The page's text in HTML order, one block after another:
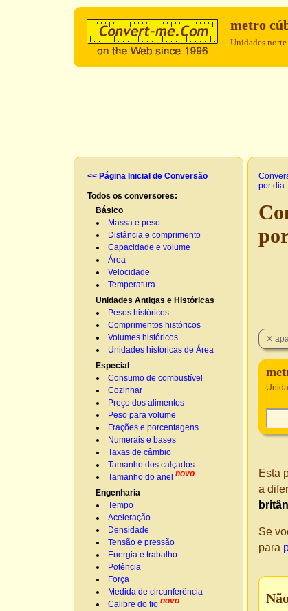
metro
Unidades
<< Página Inicial de Conversão
Todos os conversores:
Básico
Massa e peso
Distância e comprimento
Capacidade e volume
Área
Velocidade
Temperatura
Unidades Antigas e Históricas
Pesos históricos
Comprimentos históricos
Volumes históricos
Unidades históricas de Área
Especial
Consumo de combustível
Cozinhar
Preço dos alimentos
Peso para volume
Frações e porcentagens
Numerais e bases
Taxas de câmbio
Tamanho dos calçados
Tamanho do anel novo
Engenharia
Tempo
Aceleração
Densidade
Tensão e pressão
Energia e trabalho
Potência
Força
Medida de circunferência
Calibre do fio novo
por dia
Esta
a
Se
para